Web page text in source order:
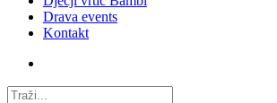
Drava events
Kontakt